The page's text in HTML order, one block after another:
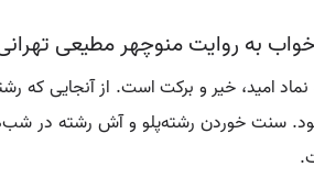
به روایت منوچهر مطیعی
امید، خیر و برکت است. از آنجایی که
سنت خوردن رشته‌پلو و آش رشته در شب‌های